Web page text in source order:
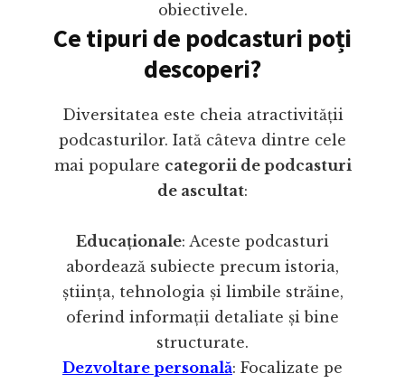
obiectivele.
Ce tipuri de podcasturi poți
descoperi?
Diversitatea este cheia atractivității
podcasturilor. Iată câteva dintre cele
mai populare categorii de podcasturi
de ascultat:
Educaționale: Aceste podcasturi
abordează subiecte precum istoria,
știința, tehnologia și limbile străine,
oferind informații detaliate și bine
structurate.
Dezvoltare personală: Focalizate pe